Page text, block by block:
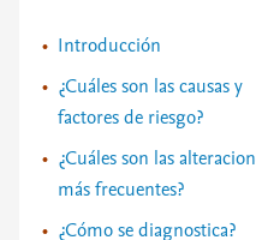
Introducción
¿Cuáles son las causas y
factores de riesgo?
¿Cuáles son las
más frecuentes?
¿Cómo se diagnostica?